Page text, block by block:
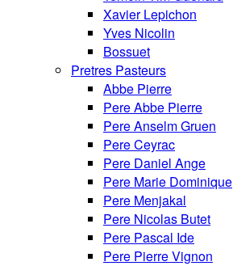
Xavier Lepichon
Yves Nicolin
Bossuet
Pretres Pasteurs
Abbe Pierre
Pere Abbe Pierre
Pere Anselm Gruen
Pere Ceyrac
Pere Daniel Ange
Pere Marie Dominique
Pere Menjakal
Pere Nicolas Butet
Pere Pascal Ide
Pere Pierre Vignon